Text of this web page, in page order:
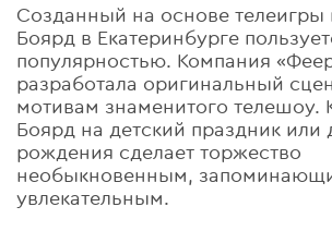
Созданный на основе телеигры
Боярд в Екатеринбурге
популярностью. Компания
разработала оригинальный
мотивам знаменитого телешоу.
Боярд на детский праздник или
рождения сделает торжество
необыкновенным,
увлекательным.